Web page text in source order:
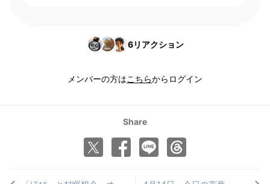
6リアクション
メンバーの方はこちらからログイン
Share